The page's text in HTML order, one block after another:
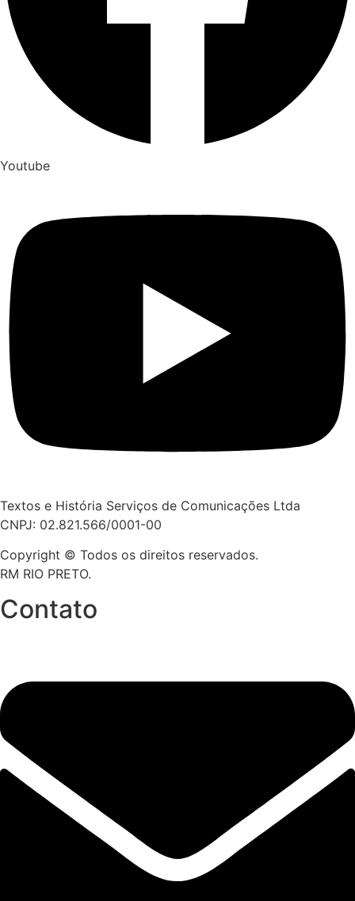
Youtube
Textos e História Serviços de Comunicações Ltda
CNPJ: 02.821.566/0001-00
Copyright © Todos os direitos reservados.
RM RIO PRETO.
Contato